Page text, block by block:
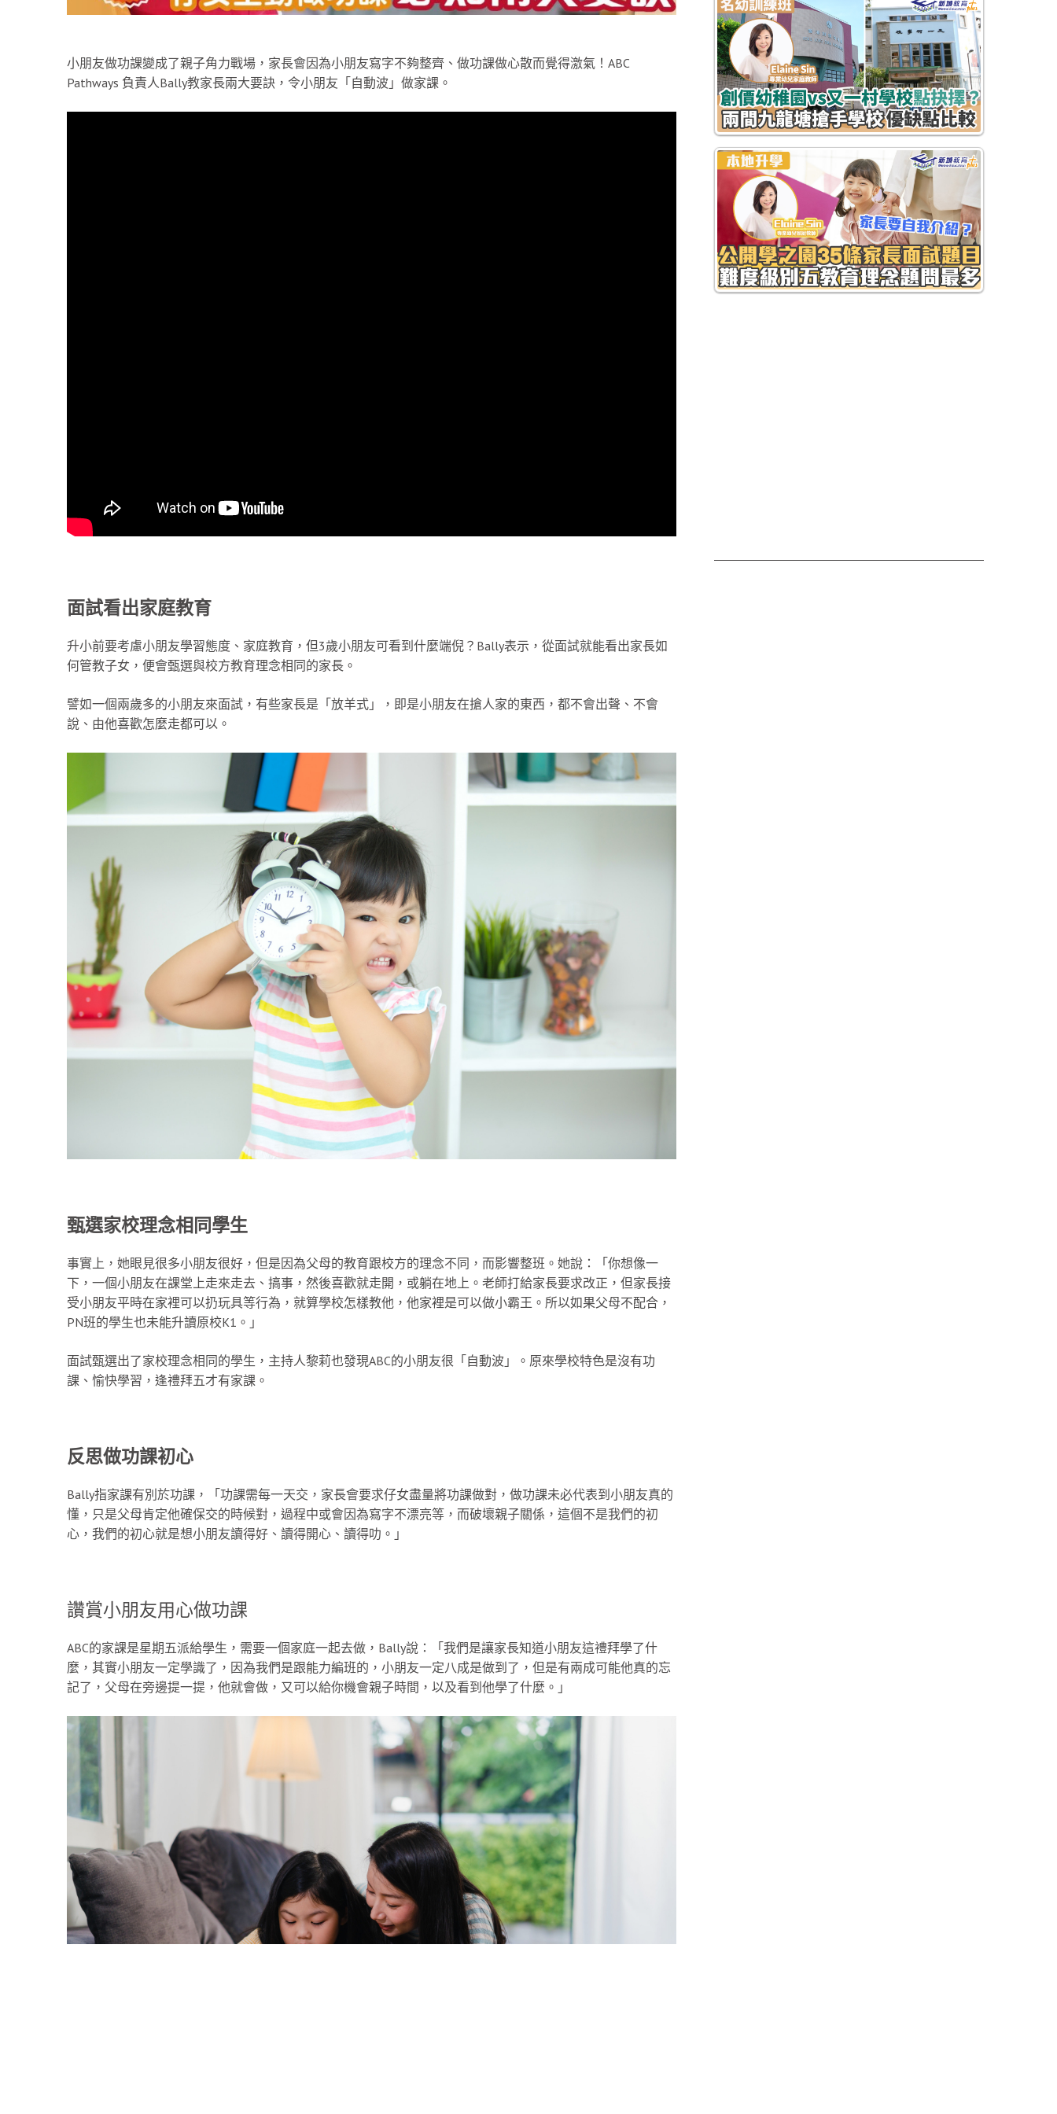
小朋友做功課變成了親子角力戰場，家長會因為小朋友寫字不夠整齊、做功課做心散而覺得激氣！ABC
Pathways 負責人Bally教家長兩大要訣，令小朋友「自動波」做家課。
面試看出家庭教育
升小前要考慮小朋友學習態度、家庭教育，但3歲小朋友可看到什麼端倪？Bally表示，從面試就能看出家長如
何管教子女，便會甄選與校方教育理念相同的家長。
譬如一個兩歲多的小朋友來面試，有些家長是「放羊式」，即是小朋友在搶人家的東西，都不會出聲、不會
說、由他喜歡怎麼走都可以。
甄選家校理念相同學生
事實上，她眼見很多小朋友很好，但是因為父母的教育跟校方的理念不同，而影響整班。她說：「你想像一
下，一個小朋友在課堂上走來走去、搞事，然後喜歡就走開，或躺在地上。老師打給家長要求改正，但家長接
受小朋友平時在家裡可以扔玩具等行為，就算學校怎樣教他，他家裡是可以做小霸王。所以如果父母不配合，
PN班的學生也未能升讀原校K1。」
面試甄選出了家校理念相同的學生，主持人黎莉也發現ABC的小朋友很「自動波」。原來學校特色是沒有功
課、愉快學習，逢禮拜五才有家課。
反思做功課初心
Bally指家課有別於功課，「功課需每一天交，家長會要求仔女盡量將功課做對，做功課未必代表到小朋友真的
懂，只是父母肯定他確保交的時候對，過程中或會因為寫字不漂亮等，而破壞親子關係，這個不是我們的初
心，我們的初心就是想小朋友讀得好、讀得開心、讀得叻。」
讚賞小朋友用心做功課
ABC的家課是星期五派給學生，需要一個家庭一起去做，Bally說：「我們是讓家長知道小朋友這禮拜學了什
麼，其實小朋友一定學識了，因為我們是跟能力編班的，小朋友一定八成是做到了，但是有兩成可能他真的忘
記了，父母在旁邊提一提，他就會做，又可以給你機會親子時間，以及看到他學了什麼。」